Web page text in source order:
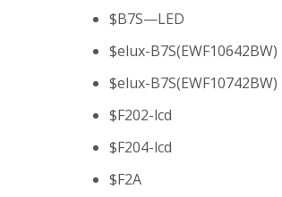
$B7S—LED
$elux-B7S(EWF10642BW)
$elux-B7S(EWF10742BW)
$F202-lcd
$F204-lcd
$F2A